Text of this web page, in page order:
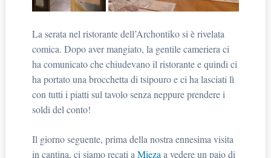
La serata nel ristorante dell’Archontiko si è rivelata
comica. Dopo aver mangiato, la gentile cameriera ci
ha comunicato che chiudevano il ristorante e quindi ci
ha portato una brocchetta di tsipouro e ci ha lasciati lì
con tutti i piatti sul tavolo senza neppure prendere i
soldi del conto!
Il giorno seguente, prima della nostra ennesima visita
in cantina, ci siamo recati a Mieza a vedere un paio di